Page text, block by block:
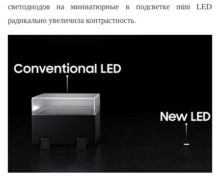
светодиодов на миниатюрные в подсветке mini LED
радикально увеличила контрастность.